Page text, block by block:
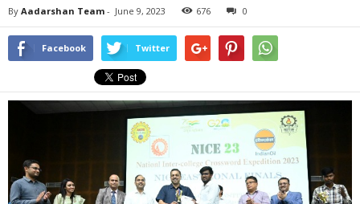
By Aadarshan Team - June 9, 2023 676 0
Facebook Twitter